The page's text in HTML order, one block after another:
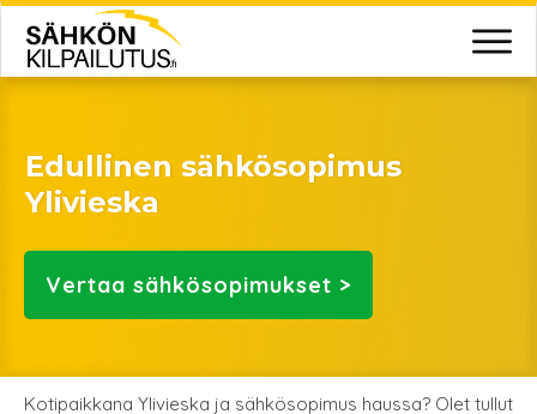
Edullinen sähkösopimus
Ylivieska
Vertaa sähkösopimukset >
Kotipaikkana Ylivieska ja sähkösopimus haussa? Olet tullut